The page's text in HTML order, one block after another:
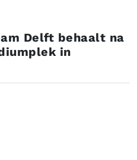
Delft behaalt na
in